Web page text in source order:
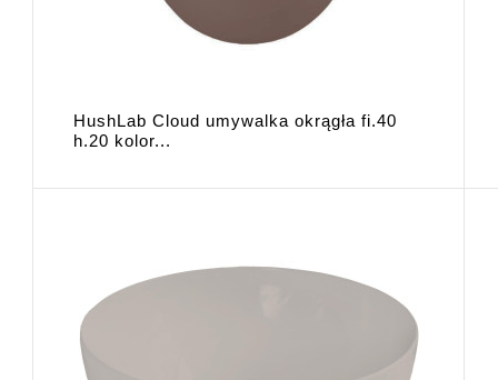
HushLab Cloud umywalka okrągła fi.40
h.20 kolor...